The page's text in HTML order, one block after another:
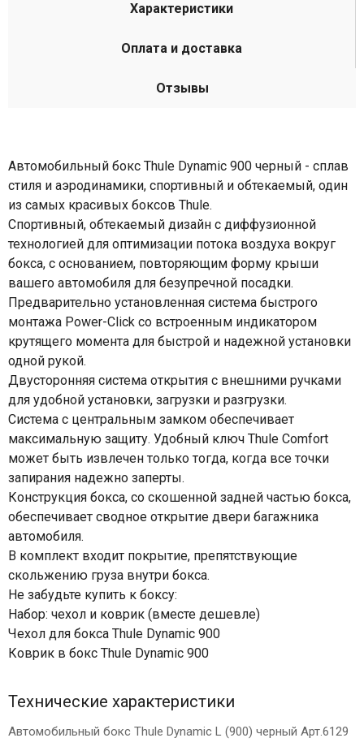
Характеристики
Оплата и доставка
Отзывы
Автомобильный бокс Thule Dynamic 900 черный - сплав
стиля и аэродинамики, спортивный и обтекаемый, один
из самых красивых боксов Thule.
Спортивный, обтекаемый дизайн с диффузионной
технологией для оптимизации потока воздуха вокруг
бокса, с основанием, повторяющим форму крыши
вашего автомобиля для безупречной посадки.
Предварительно установленная система быстрого
монтажа Power-Click со встроенным индикатором
крутящего момента для быстрой и надежной установки
одной рукой.
Двусторонняя система открытия с внешними ручками
для удобной установки, загрузки и разгрузки.
Система с центральным замком обеспечивает
максимальную защиту. Удобный ключ Thule Comfort
может быть извлечен только тогда, когда все точки
запирания надежно заперты.
Конструкция бокса, со скошенной задней частью бокса,
обеспечивает сводное открытие двери багажника
автомобиля.
В комплект входит покрытие, препятствующие
скольжению груза внутри бокса.
Не забудьте купить к боксу:
Набор: чехол и коврик (вместе дешевле)
Чехол для бокса Thule Dynamic 900
Коврик в бокс Thule Dynamic 900
Технические характеристики
Автомобильный бокс Thule Dynamic L (900) черный Арт.6129